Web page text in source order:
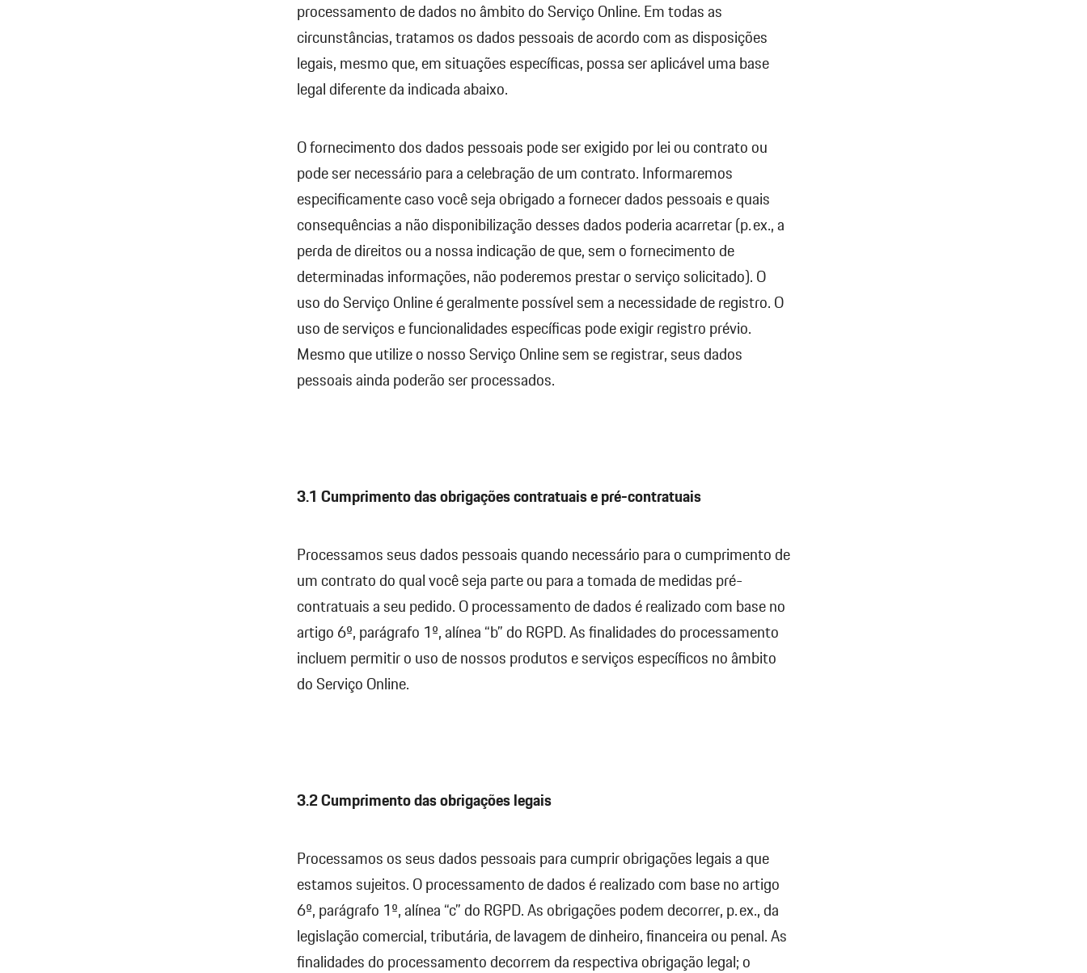
processamento de dados no âmbito do Serviço Online. Em todas as
circunstâncias, tratamos os dados pessoais de acordo com as disposições
legais, mesmo que, em situações específicas, possa ser aplicável uma base
legal diferente da indicada abaixo.
O fornecimento dos dados pessoais pode ser exigido por lei ou contrato ou
pode ser necessário para a celebração de um contrato. Informaremos
especificamente caso você seja obrigado a fornecer dados pessoais e quais
consequências a não disponibilização desses dados poderia acarretar (p. ex., a
perda de direitos ou a nossa indicação de que, sem o fornecimento de
determinadas informações, não poderemos prestar o serviço solicitado). O
uso do Serviço Online é geralmente possível sem a necessidade de registro. O
uso de serviços e funcionalidades específicas pode exigir registro prévio.
Mesmo que utilize o nosso Serviço Online sem se registrar, seus dados
pessoais ainda poderão ser processados.
3.1 Cumprimento das obrigações contratuais e pré-contratuais
Processamos seus dados pessoais quando necessário para o cumprimento de
um contrato do qual você seja parte ou para a tomada de medidas pré-
contratuais a seu pedido. O processamento de dados é realizado com base no
artigo 6º, parágrafo 1º, alínea “b” do RGPD. As finalidades do processamento
incluem permitir o uso de nossos produtos e serviços específicos no âmbito
do Serviço Online.
3.2 Cumprimento das obrigações legais
Processamos os seus dados pessoais para cumprir obrigações legais a que
estamos sujeitos. O processamento de dados é realizado com base no artigo
6º, parágrafo 1º, alínea “c” do RGPD. As obrigações podem decorrer, p. ex., da
legislação comercial, tributária, de lavagem de dinheiro, financeira ou penal. As
finalidades do processamento decorrem da respectiva obrigação legal; o